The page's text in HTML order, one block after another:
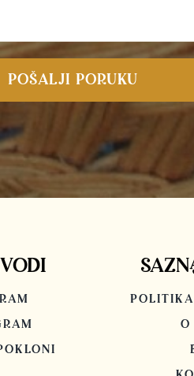
POŠALJI PORUKU
O